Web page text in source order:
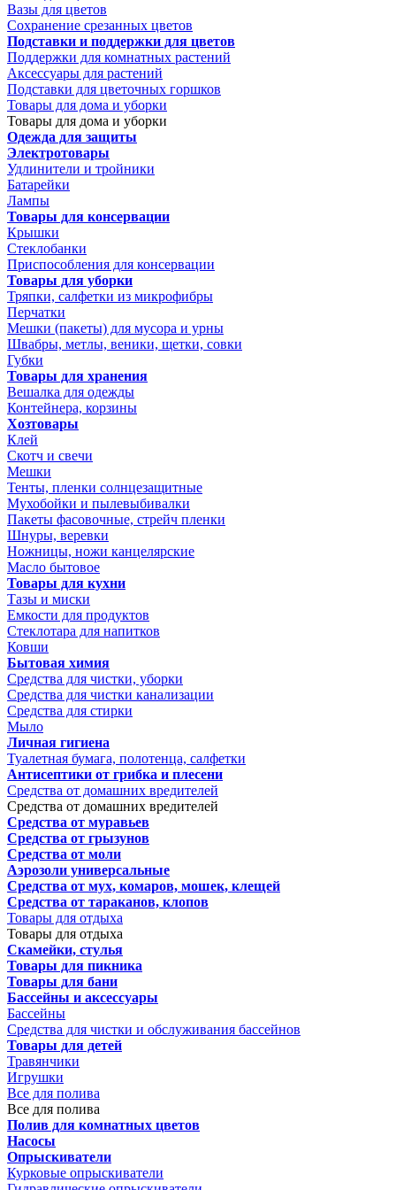
Вазы для цветов
Сохранение срезанных цветов
Подставки и поддержки для цветов
Поддержки для комнатных растений
Аксессуары для растений
Подставки для цветочных горшков
Товары для дома и уборки
Товары для дома и уборки
Одежда для защиты
Электротовары
Удлинители и тройники
Батарейки
Лампы
Товары для консервации
Крышки
Стеклобанки
Приспособления для консервации
Товары для уборки
Тряпки, салфетки из микрофибры
Перчатки
Мешки (пакеты) для мусора и урны
Швабры, метлы, веники, щетки, совки
Губки
Товары для хранения
Вешалка для одежды
Контейнера, корзины
Хозтовары
Клей
Скотч и свечи
Мешки
Тенты, пленки солнцезащитные
Мухобойки и пылевыбивалки
Пакеты фасовочные, стрейч пленки
Шнуры, веревки
Ножницы, ножи канцелярские
Масло бытовое
Товары для кухни
Тазы и миски
Емкости для продуктов
Стеклотара для напитков
Ковши
Бытовая химия
Средства для чистки, уборки
Средства для чистки канализации
Средства для стирки
Мыло
Личная гигиена
Туалетная бумага, полотенца, салфетки
Антисептики от грибка и плесени
Средства от домашних вредителей
Средства от домашних вредителей
Средства от муравьев
Средства от грызунов
Средства от моли
Аэрозоли универсальные
Средства от мух, комаров, мошек, клещей
Средства от тараканов, клопов
Товары для отдыха
Товары для отдыха
Скамейки, стулья
Товары для пикника
Товары для бани
Бассейны и аксессуары
Бассейны
Средства для чистки и обслуживания бассейнов
Товары для детей
Травянчики
Игрушки
Все для полива
Все для полива
Полив для комнатных цветов
Насосы
Опрыскиватели
Курковые опрыскиватели